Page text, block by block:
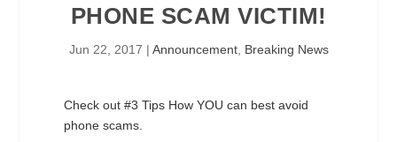
PHONE SCAM VICTIM!
Jun 22, 2017 | Announcement, Breaking News
Check out #3 Tips How YOU can best avoid
phone scams.